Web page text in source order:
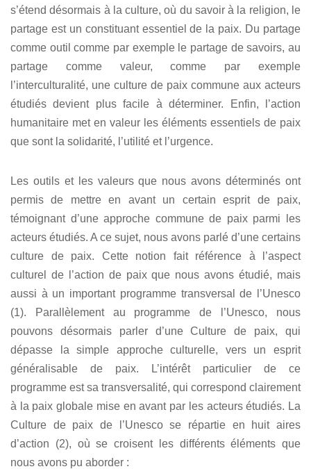
s’étend désormais à la culture, où du savoir à la religion, le
partage est un constituant essentiel de la paix. Du partage
comme outil comme par exemple le partage de savoirs, au
partage comme valeur, comme par exemple
l’interculturalité, une culture de paix commune aux acteurs
étudiés devient plus facile à déterminer. Enfin, l’action
humanitaire met en valeur les éléments essentiels de paix
que sont la solidarité, l’utilité et l’urgence.
Les outils et les valeurs que nous avons déterminés ont
permis de mettre en avant un certain esprit de paix,
témoignant d’une approche commune de paix parmi les
acteurs étudiés. A ce sujet, nous avons parlé d’une certains
culture de paix. Cette notion fait référence à l’aspect
culturel de l’action de paix que nous avons étudié, mais
aussi à un important programme transversal de l’Unesco
(1). Parallèlement au programme de l’Unesco, nous
pouvons désormais parler d’une Culture de paix, qui
dépasse la simple approche culturelle, vers un esprit
généralisable de paix. L’intérêt particulier de ce
programme est sa transversalité, qui correspond clairement
à la paix globale mise en avant par les acteurs étudiés. La
Culture de paix de l’Unesco se répartie en huit aires
d’action (2), où se croisent les différents éléments que
nous avons pu aborder :